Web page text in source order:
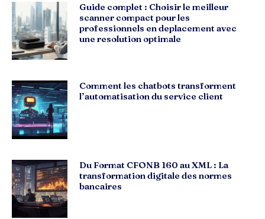
Guide complet : Choisir le meilleur
scanner compact pour les
professionnels en deplacement avec
une resolution optimale
Comment les chatbots transforment
l’automatisation du service client
Du Format CFONB 160 au XML : La
transformation digitale des normes
bancaires